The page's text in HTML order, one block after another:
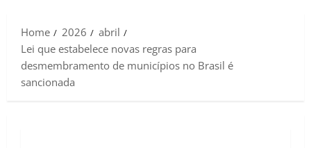
Home
2026
abril
Lei que estabelece novas regras para
desmembramento de municípios no Brasil é
sancionada